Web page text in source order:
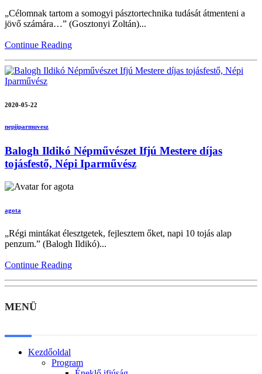
„Célomnak tartom a somogyi pásztortechnika tudását átmenteni a
jövő számára…” (Gosztonyi Zoltán)...
Continue Reading
2020-05-22
nepiiparmuvesz
Balogh Ildikó Népművészet Ifjú Mestere díjas
tojásfestő, Népi Iparművész
agota
„Régi mintákat élesztgetek, fejlesztem őket, napi 10 tojás alap
penzum.” (Balogh Ildikó)...
Continue Reading
MENÜ
Kezdőoldal
Program